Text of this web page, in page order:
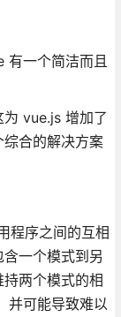
有一个简洁而且
vue.js 增加了
合的解决方案
程序之间的互相
一个模式到另
两个模式的相
并可能导致难以